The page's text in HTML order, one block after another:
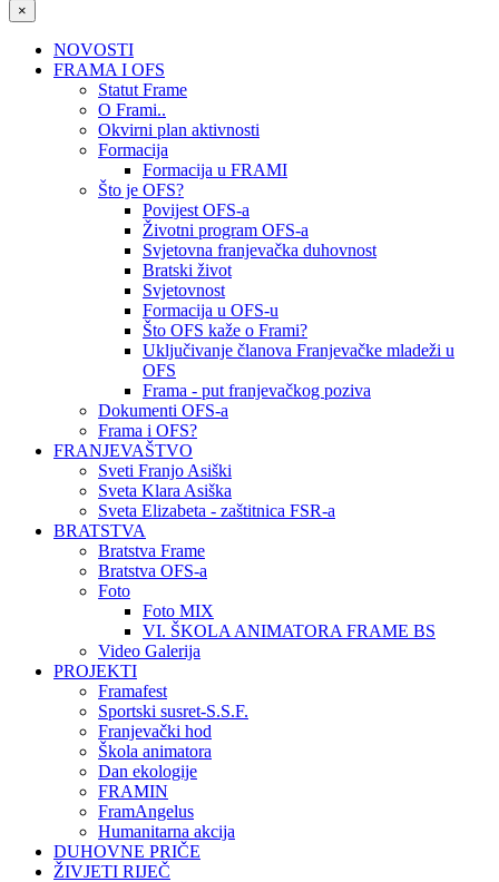
×
NOVOSTI
FRAMA I OFS
Statut Frame
O Frami..
Okvirni plan aktivnosti
Formacija
Formacija u FRAMI
Što je OFS?
Povijest OFS-a
Životni program OFS-a
Svjetovna franjevačka duhovnost
Bratski život
Svjetovnost
Formacija u OFS-u
Što OFS kaže o Frami?
Uključivanje članova Franjevačke mladeži u
OFS
Frama - put franjevačkog poziva
Dokumenti OFS-a
Frama i OFS?
FRANJEVAŠTVO
Sveti Franjo Asiški
Sveta Klara Asiška
Sveta Elizabeta - zaštitnica FSR-a
BRATSTVA
Bratstva Frame
Bratstva OFS-a
Foto
Foto MIX
VI. ŠKOLA ANIMATORA FRAME BS
Video Galerija
PROJEKTI
Framafest
Sportski susret-S.S.F.
Franjevački hod
Škola animatora
Dan ekologije
FRAMIN
FramAngelus
Humanitarna akcija
DUHOVNE PRIČE
ŽIVJETI RIJEČ